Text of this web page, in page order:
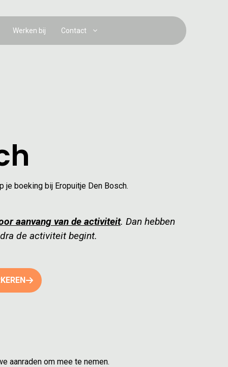
Werken bij Contact
boeking bij Eropuitje Den Bosch.
aanvang van de activiteit. Dan hebben
de activiteit begint.
aanraden om mee te nemen.